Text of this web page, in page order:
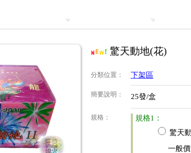
驚天動地(花)
分類位置 ： 下架區
簡要說明 ： 25發/盒
規格 ：
規格1：
驚天
一般價